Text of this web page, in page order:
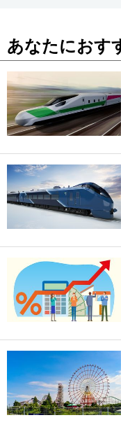
あなたにおす